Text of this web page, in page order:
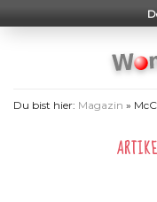
to
Du bist hier: Magazin »